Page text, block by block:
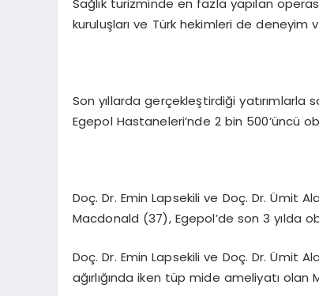
Sağlık turizminde en fazla yapılan
kuruluşları ve Türk hekimleri de deneyim
Son yıllarda gerçekleştirdiği
Egepol Hastaneleri’nde 2 bin 500’üncü
Doç. Dr. Emin Lapsekili ve Doç. Dr. Ümit
Macdonald (37), Egepol’de son 3 yılda
Doç. Dr. Emin Lapsekili ve Doç. Dr. Ümit
ağırlığında iken tüp mide ameliyatı olan